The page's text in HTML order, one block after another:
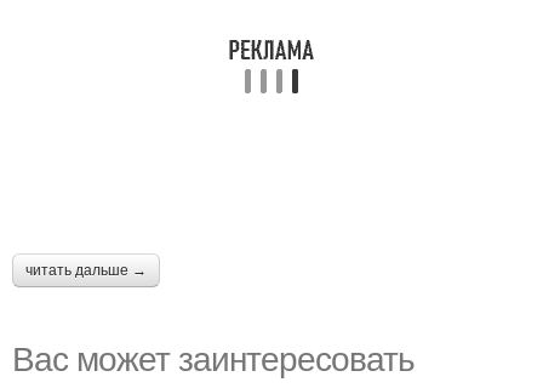
читать дальше →
Вас может заинтересовать